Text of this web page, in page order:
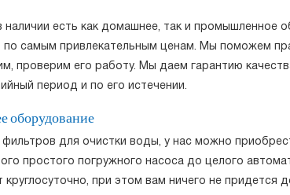
наличии есть как домашнее, так и промышленное
самым привлекательным ценам. Мы поможем
проверим его работу. Мы даем гарантию
период и по его истечении.
оборудование
фильтров для очистки воды, у нас можно
простого погружного насоса до целого
круглосуточно, при этом вам ничего не придется